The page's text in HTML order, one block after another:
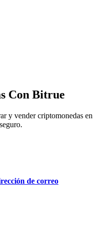
Con Bitrue
y vender criptomonedas en
de correo